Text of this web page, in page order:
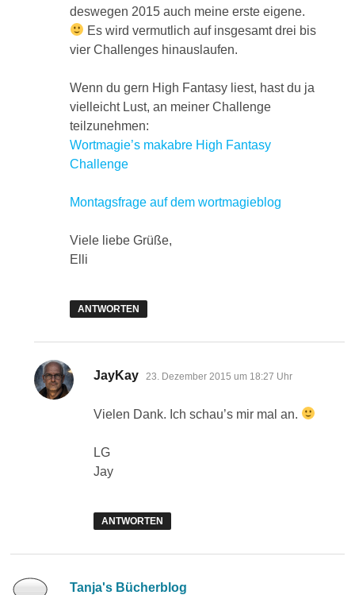
deswegen 2015 auch meine erste eigene.
Es wird vermutlich auf insgesamt drei bis
vier Challenges hinauslaufen.
Wenn du gern High Fantasy liest, hast du ja
vielleicht Lust, an meiner Challenge
teilzunehmen:
Wortmagie’s makabre High Fantasy
Challenge
Montagsfrage auf dem wortmagieblog
Viele liebe Grüße,
Elli
ANTWORTEN
JayKay sagt:
23. Dezember 2015 um 18:27 Uhr
Vielen Dank. Ich schau’s mir mal an.
LG
Jay
ANTWORTEN
Tanja's Bücherblog